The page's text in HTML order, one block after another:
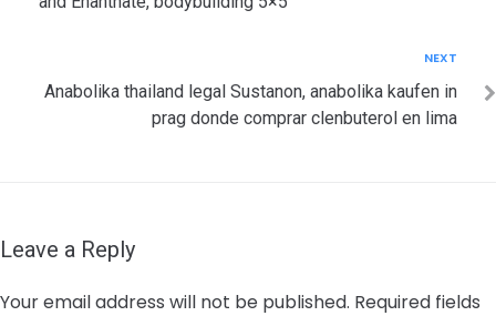
NEXT
Anabolika thailand legal Sustanon, anabolika kaufen in
prag donde comprar clenbuterol en lima
Leave a Reply
Your email address will not be published. Required fields